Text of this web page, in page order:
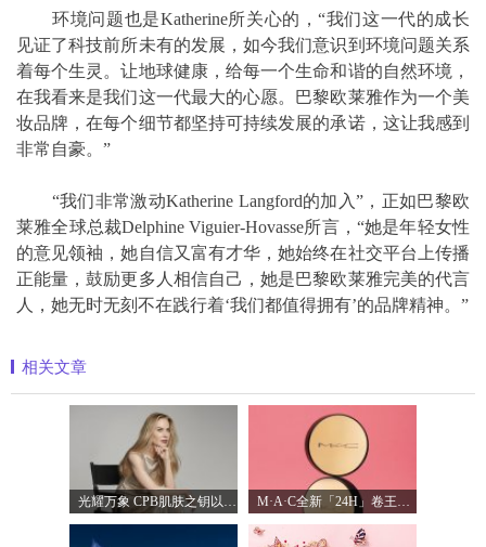
环境问题也是Katherine所关心的，“我们这一代的成长
见证了科技前所未有的发展，如今我们意识到环境问题关系
着每个生灵。让地球健康，给每一个生命和谐的自然环境，
在我看来是我们这一代最大的心愿。巴黎欧莱雅作为一个美
妆品牌，在每个细节都坚持可持续发展的承诺，这让我感到
非常自豪。”
“我们非常激动Katherine Langford的加入”，正如巴黎欧
莱雅全球总裁Delphine Viguier-Hovasse所言，“她是年轻女性
的意见领袖，她自信又富有才华，她始终在社交平台上传播
正能量，鼓励更多人相信自己，她是巴黎欧莱雅完美的代言
人，她无时无刻不在践行着‘我们都值得拥有’的品牌精神。”
相关文章